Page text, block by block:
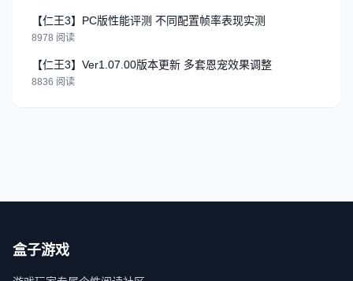
【仁王3】PC版性能评测 不同配置帧率表现实测
8978 阅读
【仁王3】Ver1.07.00版本更新 多套恩宠效果调整
8836 阅读
盒子游戏